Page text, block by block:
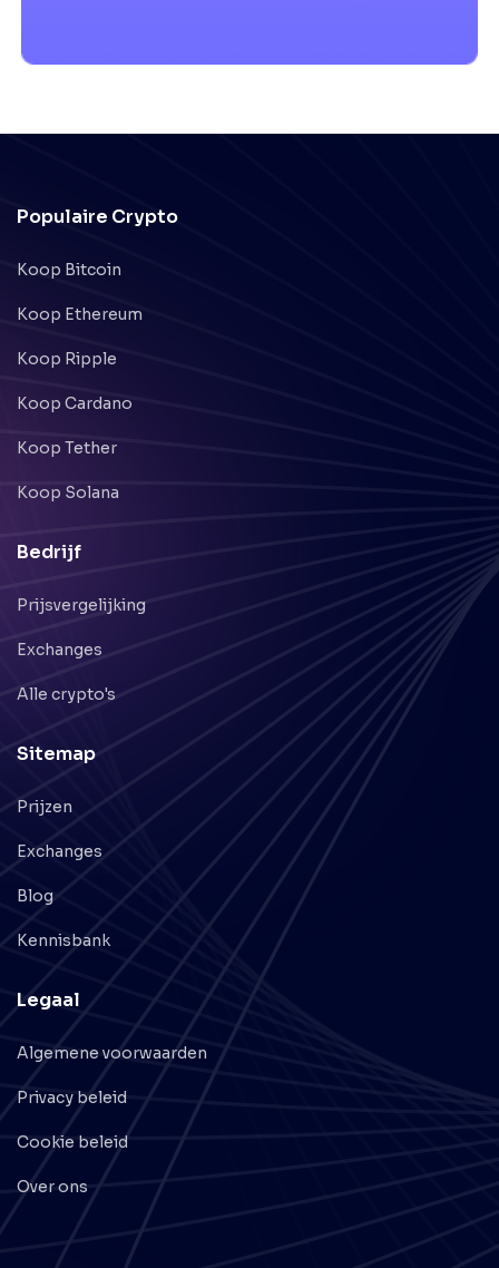
Populaire Crypto
Koop Bitcoin
Koop Ethereum
Koop Ripple
Koop Cardano
Koop Tether
Koop Solana
Bedrijf
Prijsvergelijking
Exchanges
Alle crypto's
Sitemap
Prijzen
Exchanges
Blog
Kennisbank
Legaal
Algemene voorwaarden
Privacy beleid
Cookie beleid
Over ons